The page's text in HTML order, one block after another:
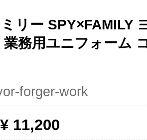
リー SPY×FAMILY
務用ユニフォーム
forger-work
¥ 11,200